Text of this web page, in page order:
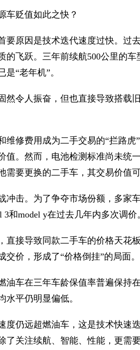
车贬值如此之快？
要原因是技术迭代速度过快。过
的飞跃。三年前续航500公里的
“老年机”。
然令人振奋，但也直接导致搭载
维修费用成为二手交易的“拦路
值。然而，电池检测标准尚未统
需要更换的二手车，其交易价值
冲击。为了争夺市场份额，多家
3和model y在过去几年内多次调价
直接导致同款二手车的价格天花
交价，形成了“价格倒挂”的局面。
油车在三年车龄保值率普遍保持
水平仍明显偏低。
度仍远超燃油车，这是技术快速
了关注续航、智能、性能，更需